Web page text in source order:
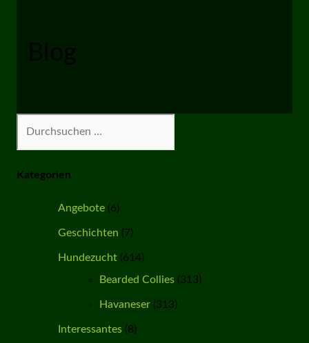
Blog
Kategorien
Angebote (6)
Geschichten (7)
Hundezucht (614)
Bearded Collies (313)
Havaneser (313)
Interessantes (8)